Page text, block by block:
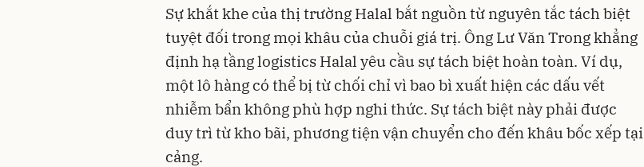
Sự khắt khe của thị trường Halal bắt nguồn từ nguyên tắc tách biệt
tuyệt đối trong mọi khâu của chuỗi giá trị. Ông Lư Văn Trong khẳng
định hạ tầng logistics Halal yêu cầu sự tách biệt hoàn toàn. Ví dụ,
một lô hàng có thể bị từ chối chỉ vì bao bì xuất hiện các dấu vết
nhiễm bẩn không phù hợp nghi thức. Sự tách biệt này phải được
duy trì từ kho bãi, phương tiện vận chuyển cho đến khâu bốc xếp tại
cảng.